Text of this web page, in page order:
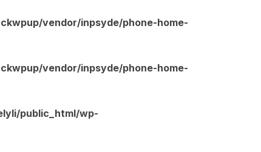
vendor/inpsyde/phone-home-
vendor/inpsyde/phone-home-
public_html/wp-